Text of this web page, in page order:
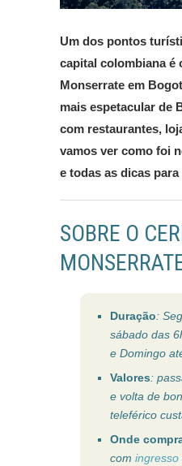
Um dos pontos
capital colombiana é
Monserrate em
mais espetacular de
com restaurantes,
vamos ver como foi
e todas as dicas
SOBRE O
Duração:
sábado das
e Domingo
Valores:
e volta de
teleférico
Onde
com ingresso